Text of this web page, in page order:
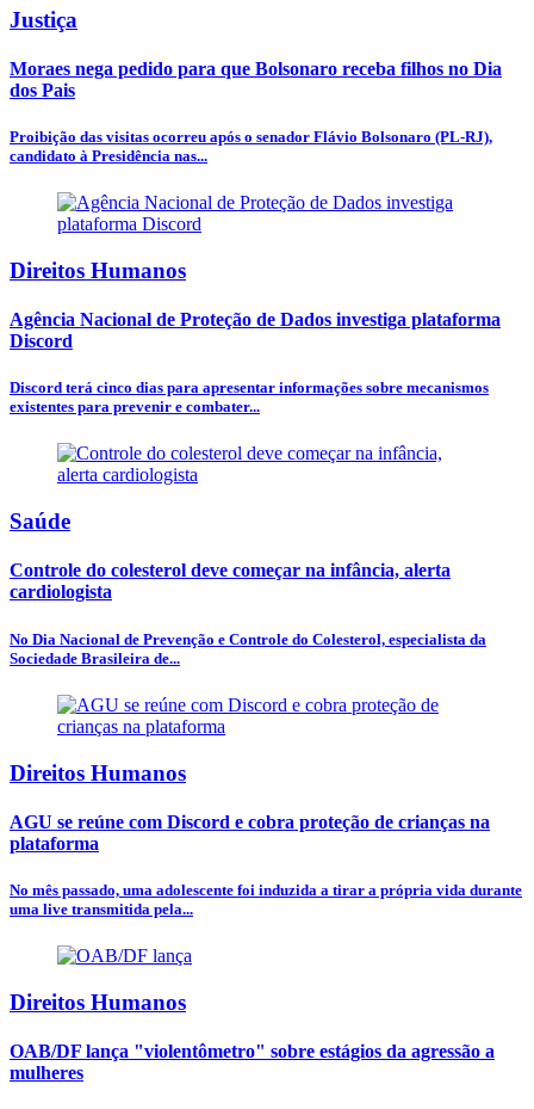
Justiça
Moraes nega pedido para que Bolsonaro receba filhos no Dia
dos Pais
Proibição das visitas ocorreu após o senador Flávio Bolsonaro (PL-RJ),
candidato à Presidência nas...
Direitos Humanos
Agência Nacional de Proteção de Dados investiga plataforma
Discord
Discord terá cinco dias para apresentar informações sobre mecanismos
existentes para prevenir e combater...
Saúde
Controle do colesterol deve começar na infância, alerta
cardiologista
No Dia Nacional de Prevenção e Controle do Colesterol, especialista da
Sociedade Brasileira de...
Direitos Humanos
AGU se reúne com Discord e cobra proteção de crianças na
plataforma
No mês passado, uma adolescente foi induzida a tirar a própria vida durante
uma live transmitida pela...
Direitos Humanos
OAB/DF lança "violentômetro" sobre estágios da agressão a
mulheres